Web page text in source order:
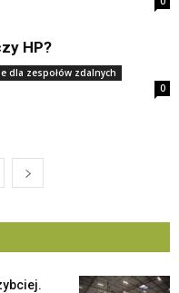
HP?
dla zespołów zdalnych
0